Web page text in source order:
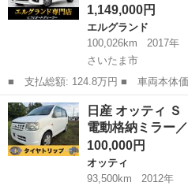
1,149,000円
エルグランド
100,026km
2017年
さいたま市
■ 支払総額: 124.8万円 ■ 車両本体価格： 1,149,000 円 ■ メーカ
ー名： 日産 ■ 車種名： エルグラ
ハイウェイスタープレミアム （禁煙
スライド...
埼玉 さいたま市 エルグランド
日産 オッティ
電動格納ミラー
100,000円
オッティ
93,500km
2012年